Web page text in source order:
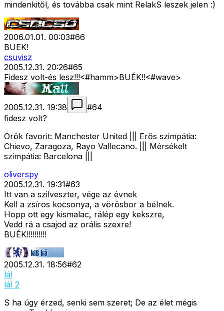
mindenkitől, és továbba csak mint RelakS leszek jelen :)
2006.01.01. 00:03#66
BUEK!
csuvisz
2005.12.31. 20:26#65
Fidesz volt-és lesz!!!<#hamm>BUÉK!!<#wave>
2005.12.31. 19:38 #64
fidesz volt?
Örök favorit: Manchester United ||| Erős szimpátia:
Chievo, Zaragoza, Rayo Vallecano. ||| Mérsékelt
szimpátia: Barcelona |||
oliverspy
2005.12.31. 19:31#63
Itt van a szilveszter, vége az évnek
Kell a zsíros kocsonya, a vörösbor a bélnek.
Hopp ott egy kismalac, rálép egy kekszre,
Vedd rá a csajod az orális szexre!
BUÉK!!!!!!!!!!
2005.12.31. 18:56#62
lál
lál 2
S ha úgy érzed, senki sem szeret; De az élet mégis